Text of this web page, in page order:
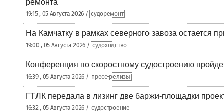
ремонта
19:15 , 05 Августа 2026 / судоремонт
На Камчатку в рамках северного завоза остается
19:00 , 05 Августа 2026 / судоходство
Конференция по скоростному судостроению
16:39 , 05 Августа 2026 / пресс-релизы
ГТЛК передала в лизинг две баржи-площадки
16:32 , 05 Августа 2026 / судостроение